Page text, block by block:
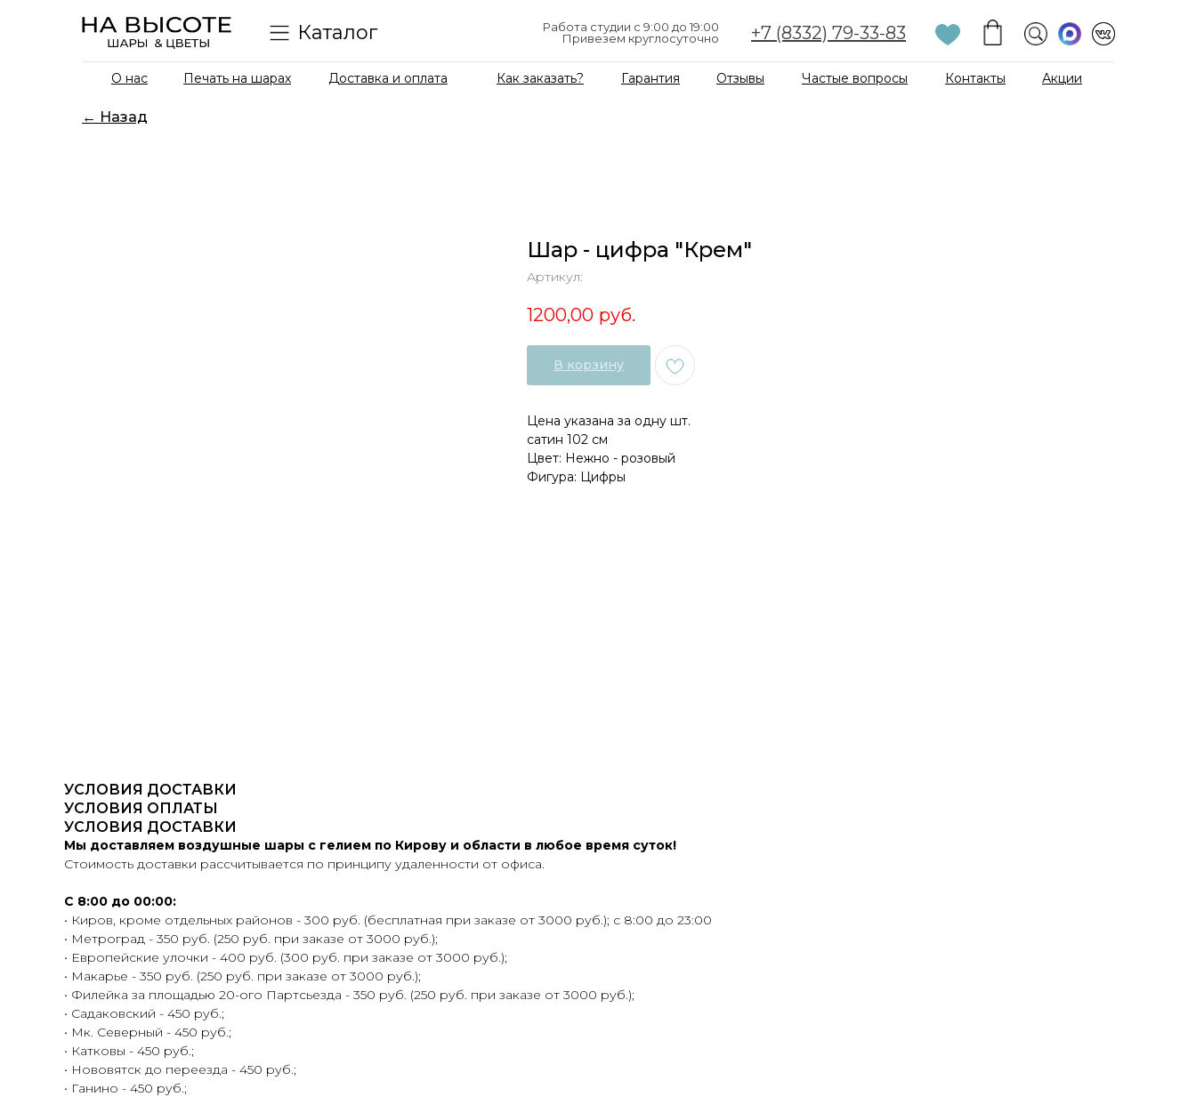
+7 (8332) 79-33-83
Работа студии с 9:00 до 19:00
Привезем круглосуточно
Каталог
Доставка и оплата Как заказать? Гарантия Отзывы Частые вопросы
Печать на шарах Контакты
О нас Акции
← Назад
Шар - цифра "Крем"
Артикул:
1200,00 руб.
В корзину
Цена указана за одну шт.
сатин 102 см
Цвет: Нежно - розовый
Фигура: Цифры
УСЛОВИЯ ДОСТАВКИ
УСЛОВИЯ ОПЛАТЫ
УСЛОВИЯ ДОСТАВКИ
Мы доставляем воздушные шары с гелием по Кирову и области в любое время суток!
Стоимость доставки рассчитывается по принципу удаленности от офиса.
С 8:00 до 00:00:
• Киров, кроме отдельных районов - 300 руб. (бесплатная при заказе от 3000 руб.); с 8:00 до 23:00
• Метроград - 350 руб. (250 руб. при заказе от 3000 руб.);
• Европейские улочки - 400 руб. (300 руб. при заказе от 3000 руб.);
• Макарье - 350 руб. (250 руб. при заказе от 3000 руб.);
• Филейка за площадью 20-ого Партсьезда - 350 руб. (250 руб. при заказе от 3000 руб.);
• Садаковский - 450 руб.;
• Мк. Северный - 450 руб.;
• Катковы - 450 руб.;
• Нововятск до переезда - 450 руб.;
• Ганино - 450 руб.;